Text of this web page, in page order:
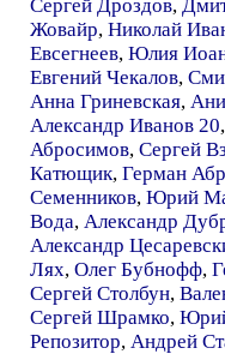
Сергей Дроздов,
Жовайр, Николай
Евсегнеев, Юлия
Евгений Чекалов,
Анна Гриневская,
Александр Иванов 20,
Абросимов, Сергей
Катющик, Герман
Семенников, Юрий
Вода, Александр
Александр
Лях, Олег Бубнофф,
Сергей Столбун,
Сергей Шрамко,
Репозитор, Андрей